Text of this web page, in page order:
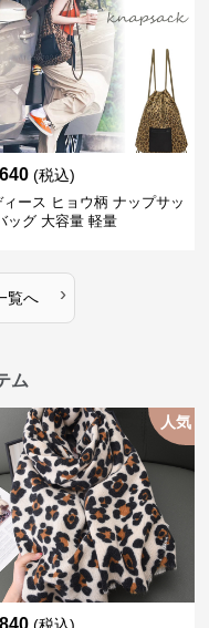
(税込)
ィース ヒョウ柄 ナップサッ
ッグ 大容量 軽量
覧へ ›
ム
人気